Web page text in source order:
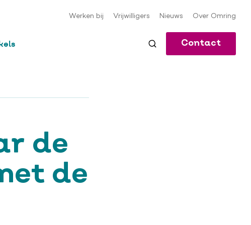
Meta-
Werken bij Vrijwilligers Nieuws Over Omring
Contact
de
de